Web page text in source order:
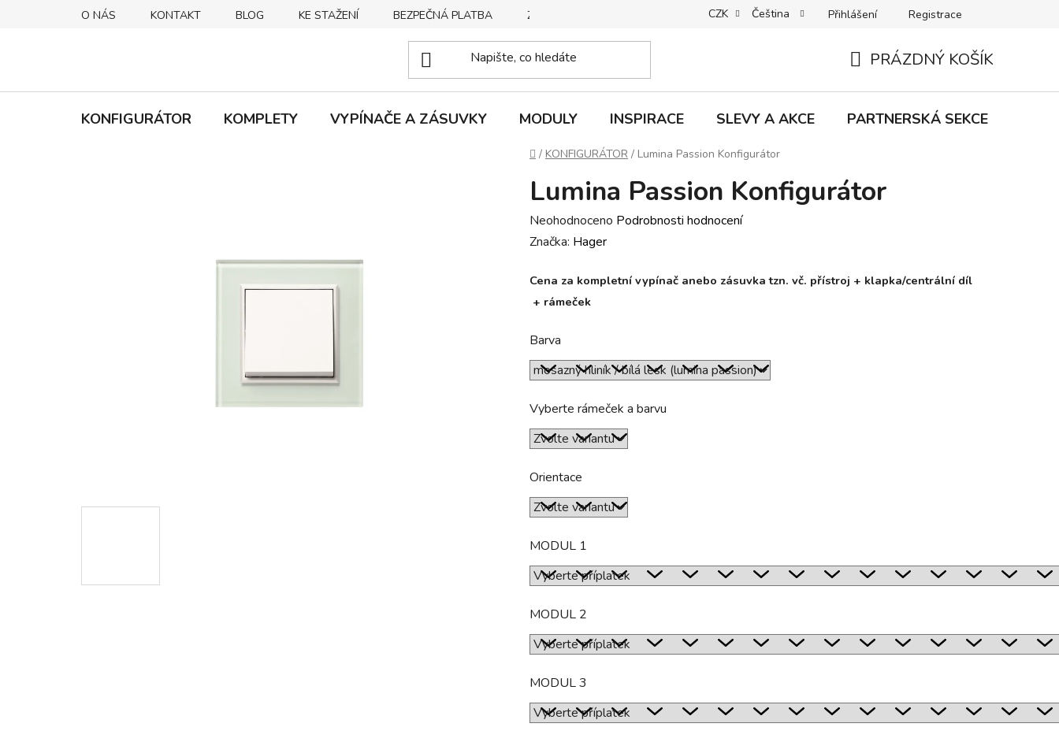
O NÁS KONTAKT BLOG KE STAŽENÍ BEZPEČNÁ PLATBA ZPŮSOBY DORUČENÍ REKLAMACE | VRÁCENÍ | VÝMĚNA ZBOŽÍ B2C VŠEOBECNÉ
CZK Čeština Přihlášení Registrace
KOŠÍK
PRÁZDNÝ KOŠÍK
KONFIGURÁTOR KOMPLETY VYPÍNAČE A ZÁSUVKY MODULY INSPIRACE SLEVY A AKCE PARTNERSKÁ SEKCE
Domů
/ KONFIGURÁTOR / Lumina Passion Konfigurátor
Lumina Passion Konfigurátor
Průměrné
hodnocení
je
0,0
5
hvězdiček.
Neohodnoceno Podrobnosti hodnocení
Značka: Hager
Cena za kompletní vypínač anebo zásuvka tzn. vč. přístroj + klapka/centrální díl
+ rámeček
Barva
Vyberte rámeček a barvu
Orientace
MODUL 1
MODUL 2
MODUL 3